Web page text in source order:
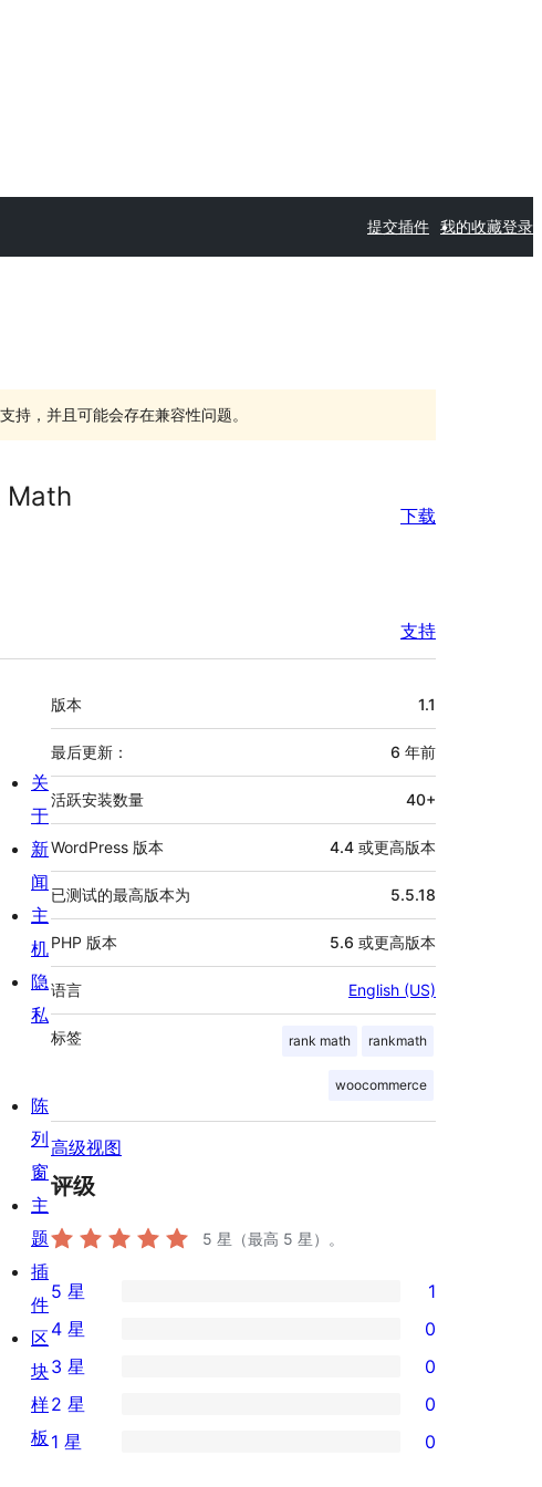
提交插件 我的收藏登录
持，并且可能会存在兼容性问题。
Math
下载
支持
额
外
信
息
版本 1.1
最后更新： 6 年前
活跃安装数量 40+
WordPress 版本 4.4 或更高版本
已测试的最高版本为 5.5.18
PHP 版本 5.6 或更高版本
语言 English (US)
标签 rank math rankmath
woocommerce
高级视图
评级
5 星（最高 5 星）。
1
条
5
星
评
5 星 1
条
4
星
4 星 0
0
条
3
3 星 0
条
2 星 0
1 星 0
关
于
新
闻
主
机
隐
私
陈
列
窗
主
题
插
件
区
块
样
板